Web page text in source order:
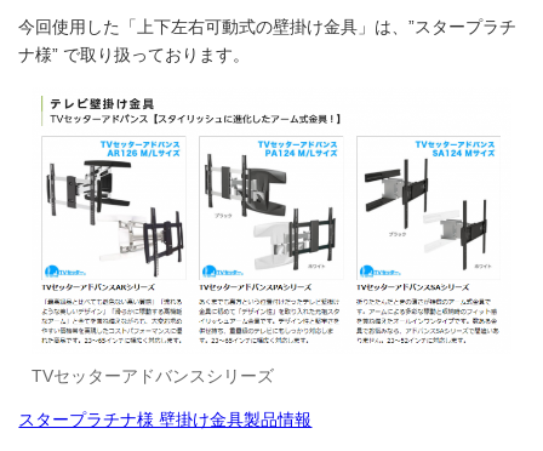
今回使用した「上下左右可動式の壁掛け金具」は、”スタープラチ
ナ様” で取り扱っております。
TVセッターアドバンスシリーズ
スタープラチナ様 壁掛け金具製品情報